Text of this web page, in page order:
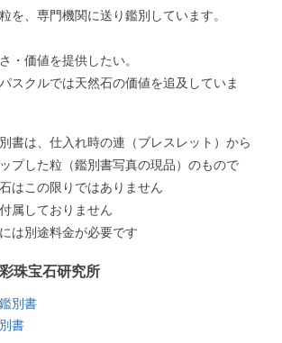
を、専門機関に送り鑑別しています。
・価値を提供したい。
スクルでは天然石の価値を追及していま
書は、仕入れ時の連（ブレスレット）から
プした粒（鑑別書写真の現品）のもので
はこの限りではありません
属しておりません
は別途料金が必要です
珠宝石研究所
別書
書